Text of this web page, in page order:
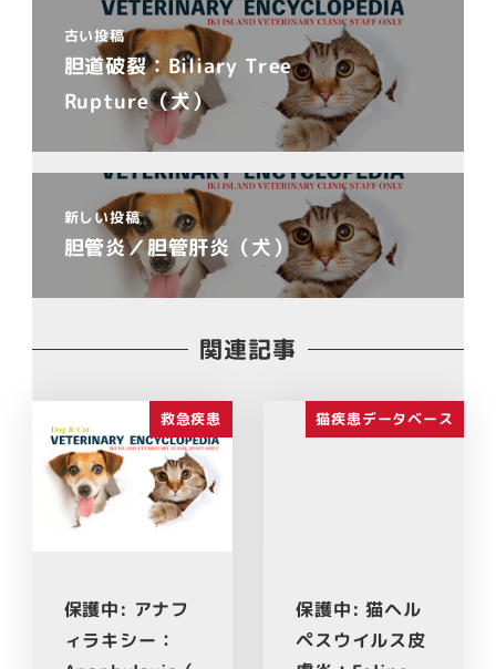
古い投稿
胆道破裂：Biliary Tree
Rupture（犬）
新しい投稿
胆管炎／胆管肝炎（犬）
関連記事
救急疾患
保護中: アナフ
ィラキシー：
猫疾患データベース
保護中: 猫ヘル
ペスウイルス皮